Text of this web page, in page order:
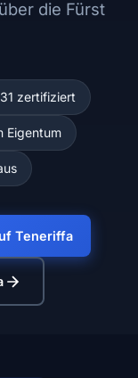
die Fürst
zertifiziert
Eigentum
Teneriffa